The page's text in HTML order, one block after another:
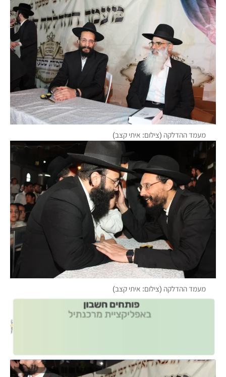
מעמד ההדלקה (צילום: איתי קצב)
מעמד ההדלקה (צילום: איתי קצב)